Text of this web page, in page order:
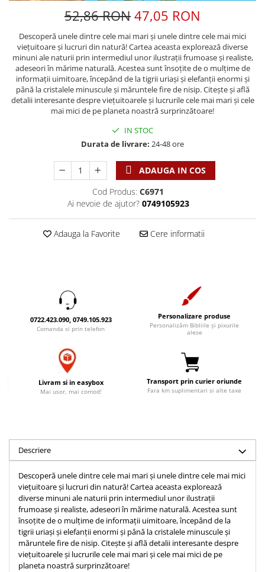
Eseuri
Familie
Barbati
Cresterea copiilor
Femei
Viata de familie
Harfe / Partituri
Instrumente pastorale
Consiliere
Despre biserica
Comentarii
Biografii
Romane
Meditatii
Pedagogie
Poezii
Reviste
Sanatate
Teologie
A doua venire
Jurnale
Jurnal de Rugaciune
Limba Engleza
Limba Română
Magneti
Obiecte decorative
Pix+Semn de carte
Tablouri din lemn
Pungi cadou cu versete
Semne de carte
Set cadou
Suport pentru pahar
Tablouri canvas
Termos
Alte suveniruri
Carti postale
Jurnal
Magneti
Suport pahar
Suport pahar
Carti postale
Magneti
52,86 RON 47,05 RON
Descoperă unele dintre cele mai mari și unele dintre cele mai mici
vieţuitoare și lucruri din natură! Cartea aceasta explorează diverse
minuni ale naturii prin intermediul unor ilustrații frumoase și realiste,
adeseori în mărime naturală. Acestea sunt însoțite de o mulțime de
informații uimitoare, începând de la tigrii uriași și elefanții enormi și
până la cristalele minuscule și măruntele fire de nisip. Citește și află
detalii interesante despre viețuitoarele și lucrurile cele mai mari și cele
mai mici de pe planeta noastră surprinzătoare!
IN STOC
Durata de livrare: 24-48 ore
ADAUGA IN COS
Cod Produs: C6971
Ai nevoie de ajutor? 0749105923
Adauga la Favorite Cere informatii
0722.423.090, 0749.105.923
Comanda si prin telefon
Personalizare produse
Personalizăm Bibliile și pixurile
alese
Livram si in easybox
Mai usor, mai comod!
Transport prin curier oriunde
Fara km suplimentari si alte taxe
Descriere
Descoperă unele dintre cele mai mari și unele dintre cele mai mici
vieţuitoare și lucruri din natură! Cartea aceasta explorează
diverse minuni ale naturii prin intermediul unor ilustrații
frumoase și realiste, adeseori în mărime naturală. Acestea sunt
însoțite de o mulțime de informații uimitoare, începând de la
tigrii uriași și elefanții enormi și până la cristalele minuscule și
măruntele fire de nisip. Citește și află detalii interesante despre
viețuitoarele și lucrurile cele mai mari și cele mai mici de pe
planeta noastră surprinzătoare!